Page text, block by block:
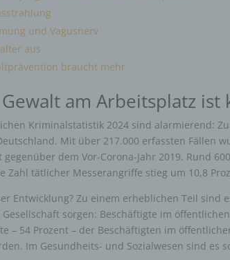
und Vagusnerv
aus
braucht mehr
am Arbeitsplatz
Kriminalstatistik 2024 sind alarmierend:
Mit über 217.000 erfassten Fällen
gegenüber dem Vor-Corona-Jahr 2019. Rund
Zahl tätlicher Messerangriffe stieg um 10,8
Entwicklung? Zu einem erheblichen Teil sind
sorgen: Beschäftigte im
– 54 Prozent – der Beschäftigten im
Im Gesundheits- und Sozialwesen sind es